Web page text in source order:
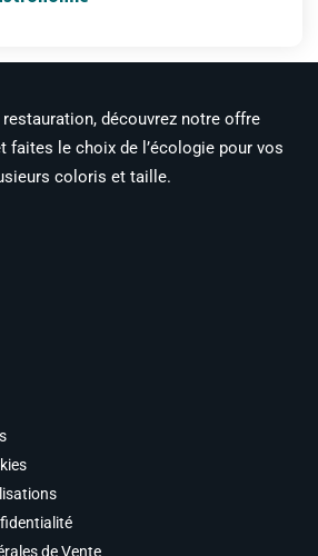
découvrez notre offre
faites le choix de l’écologie pour vos
coloris et taille.
de Vente